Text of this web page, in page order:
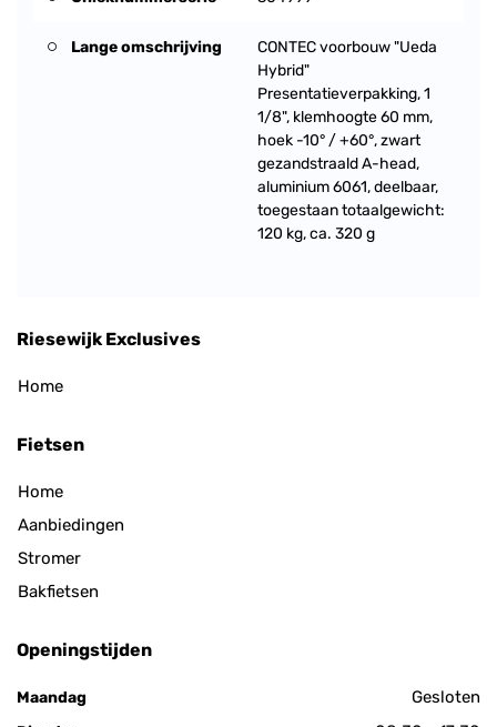
Lange omschrijving
CONTEC voorbouw "Ueda
Hybrid"
Presentatieverpakking, 1
1/8", klemhoogte 60 mm,
hoek -10° / +60°, zwart
gezandstraald A-head,
aluminium 6061, deelbaar,
toegestaan totaalgewicht:
120 kg, ca. 320 g
Riesewijk Exclusives
Home
Fietsen
Home
Aanbiedingen
Stromer
Bakfietsen
Openingstijden
Maandag Gesloten